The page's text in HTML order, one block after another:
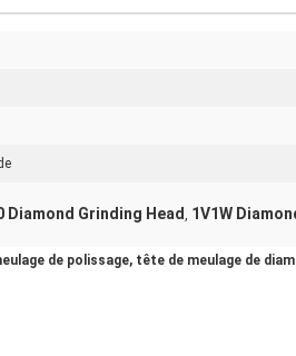
Diamond Grinding Head , 1V1W
de polissage, tête de meulage de